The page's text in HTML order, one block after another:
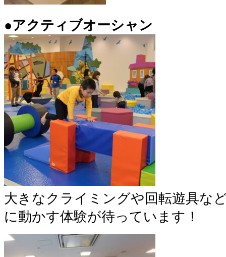
●アクティブオーシャン
大きなクライミングや回転遊具な
に動かす体験が待っています！